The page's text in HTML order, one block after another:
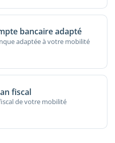
bancaire adapté
adaptée à votre mobilité
fiscal
de votre mobilité